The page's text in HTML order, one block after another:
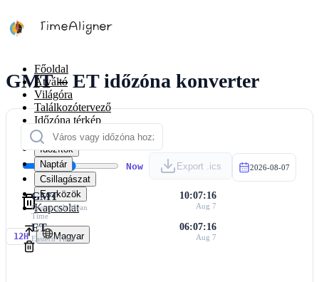
Főoldal
Átváltó
Világóra
Találkozótervező
Időzóna térkép
Számítók
Időzítők
Naptár
Csillagászat
Eszközök
Kapcsolat
12H Magyar
GMT – ET időzóna konverter
Now Export .ics 2026-08-07
GMT
Greenwich Mean
Time
10:07:16
Aug 7
ET
Eastern Time
06:07:16
Aug 7